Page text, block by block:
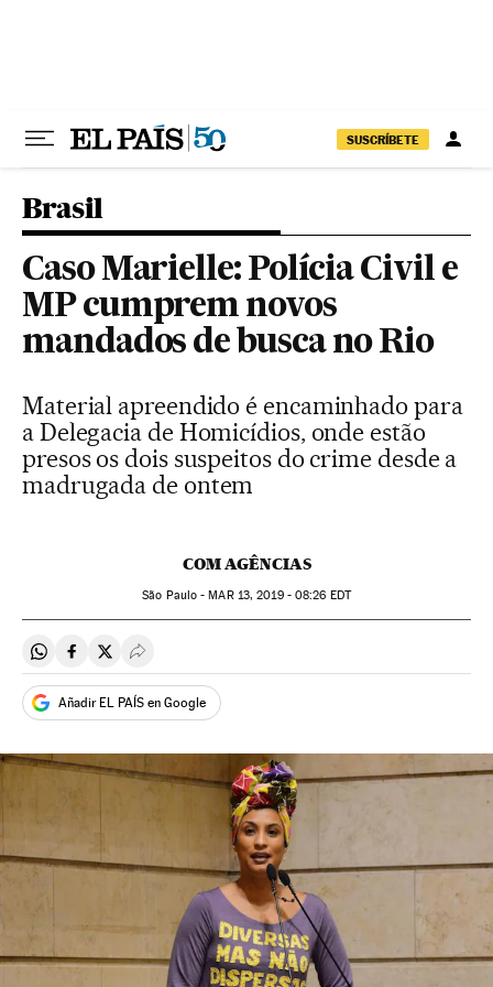
SUSCRÍBETE
Brasil
Caso Marielle: Polícia Civil e
MP cumprem novos
mandados de busca no Rio
Material apreendido é encaminhado para
a Delegacia de Homicídios, onde estão
presos os dois suspeitos do crime desde a
madrugada de ontem
COM AGÊNCIAS
São Paulo -MAR13, 2019 - 08:26 EDT
Compartir en Whatsapp
Compartir en Facebook
Compartir en Twitter
Desplegar Redes Sociales
Añadir EL PAÍS en Google